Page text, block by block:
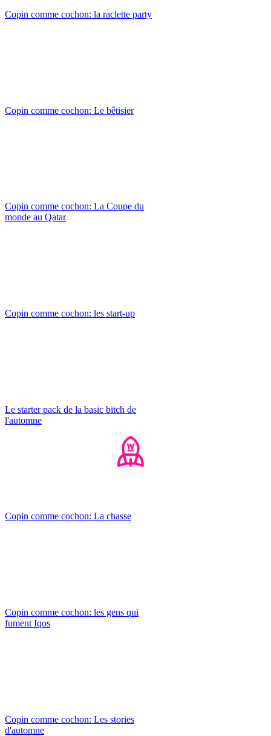
Copin comme cochon: la raclette party
Copin comme cochon: Le bêtisier
Copin comme cochon: La Coupe du
monde au Qatar
Copin comme cochon: les start-up
Le starter pack de la basic bitch de
l'automne
Copin comme cochon: La chasse
Copin comme cochon: les gens qui
fument Iqos
Copin comme cochon: Les stories
d'automne